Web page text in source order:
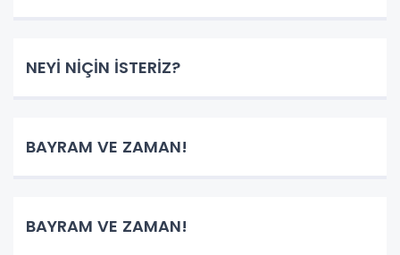
NEYİ NİÇİN İSTERİZ?
BAYRAM VE ZAMAN!
BAYRAM VE ZAMAN!